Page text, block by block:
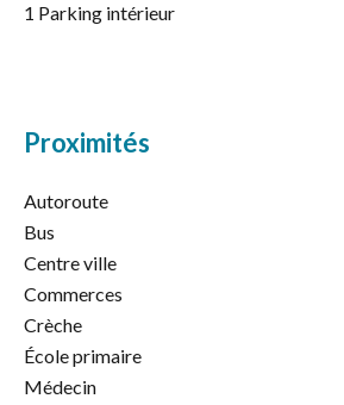
1 Parking intérieur
Proximités
Autoroute
Bus
Centre ville
Commerces
Crèche
École primaire
Médecin